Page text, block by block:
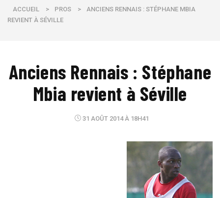
ACCUEIL > PROS >
ANCIENS RENNAIS : STÉPHANE MBIA
REVIENT À SÉVILLE
Anciens Rennais : Stéphane
Mbia revient à Séville
31 AOÛT 2014 À 18H41